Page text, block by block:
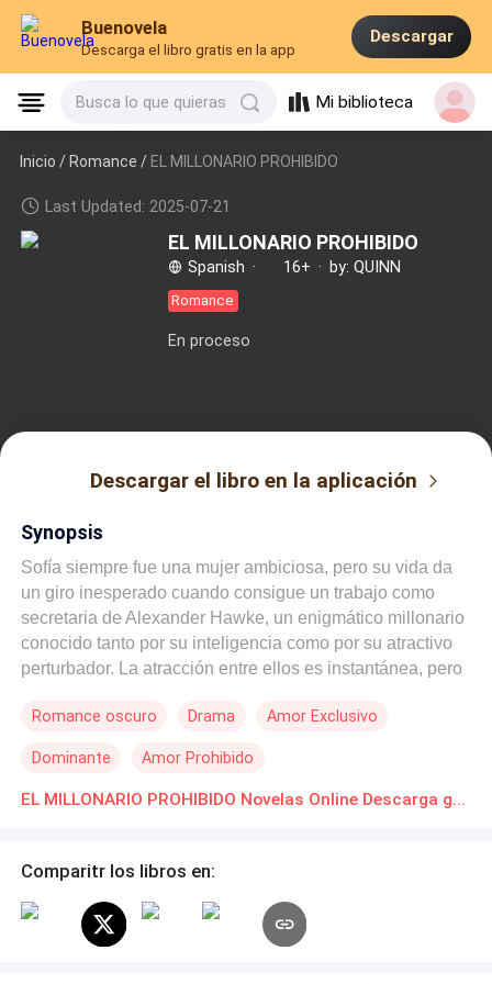
Buenovela
Descarga el libro gratis en la app
Descargar
Busca lo que quieras Mi biblioteca
Inicio /Romance / EL MILLONARIO PROHIBIDO
Last Updated: 2025-07-21
EL MILLONARIO PROHIBIDO
Spanish · 16+ · by: QUINN
Romance
En proceso
Descargar el libro en la aplicación
Synopsis
Sofía siempre fue una mujer ambiciosa, pero su vida da
un giro inesperado cuando consigue un trabajo como
secretaria de Alexander Hawke, un enigmático millonario
conocido tanto por su inteligencia como por su atractivo
perturbador. La atracción entre ellos es instantánea, pero
contrato lleno de cláusulas que no solo pondrán a prueba
entre ellos aumentan y las líneas entre lo profesional y lo
personal se difuminan, Sofía descubrirá un oscuro
Romance oscuro Drama Amor Exclusivo
Dominante Amor Prohibido
EL MILLONARIO PROHIBIDO Novelas Online Descarga gratuita de PDF
Comparitr los libros en: